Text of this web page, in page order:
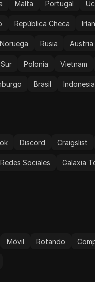
Malta Portugal
República Checa
Noruega Rusia Austria
Polonia Vietnam
Brasil Indonesia
Discord Craigslist
Redes Sociales Galaxia
Móvil Rotando